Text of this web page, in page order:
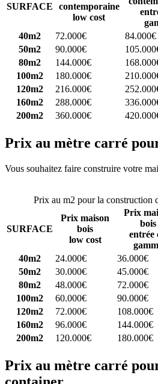
SURFACE
contemporaine
low cost
40m2
72.000€ 84.000€
50m2
90.000€
80m2
144.000€
100m2
180.000€
120m2
216.000€
160m2
288.000€
200m2
360.000€
Prix au mètre carré
Vous souhaitez faire construire votre
Prix au m2 pour la construction
SURFACE
Prix maison
bois
low cost
Prix
bois
entrée
40m2
24.000€ 36.000€
50m2
30.000€ 45.000€
80m2
48.000€ 72.000€
100m2
60.000€ 90.000€
120m2
72.000€ 108.000€
160m2
96.000€ 144.000€
200m2
120.000€ 180.000€
Prix au mètre carré